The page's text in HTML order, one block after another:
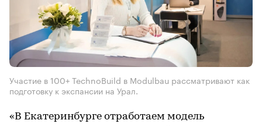
Участие в 100+ TechnoBuild в Modulbau рассматривают как
подготовку к экспансии на Урал.
«В Екатеринбурге отработаем модель